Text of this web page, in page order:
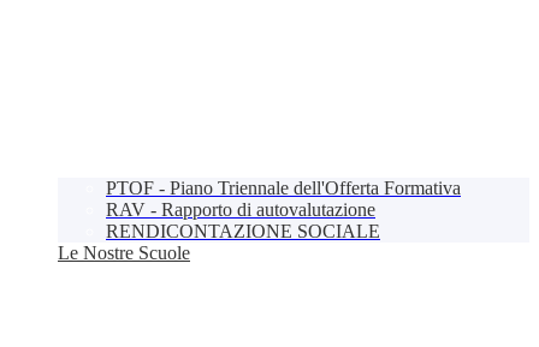
PTOF - Piano Triennale dell'Offerta Formativa
RAV - Rapporto di autovalutazione
RENDICONTAZIONE SOCIALE
Le Nostre Scuole